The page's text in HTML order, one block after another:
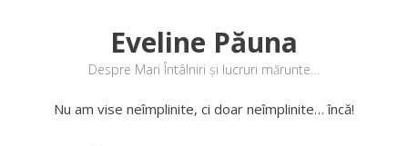
Eveline Păuna
Despre Mari Întâlniri și lucruri mărunte…
Nu am vise neîmplinite, ci doar neîmplinite… încă!